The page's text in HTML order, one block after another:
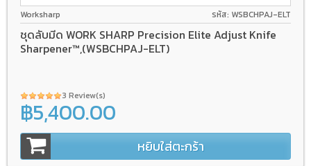
Worksharp รหัส: WSBCHPAJ-ELT
ชุดลับมีด WORK SHARP Precision Elite Adjust Knife
Sharpener™,(WSBCHPAJ-ELT)
3 Review(s)
฿5,400.00
หยิบใส่ตะกร้า